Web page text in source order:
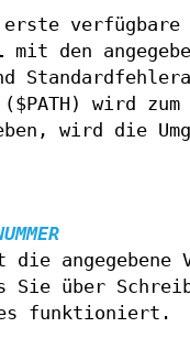
mit den
wird
wird die
die
Sie über
funktioniert.